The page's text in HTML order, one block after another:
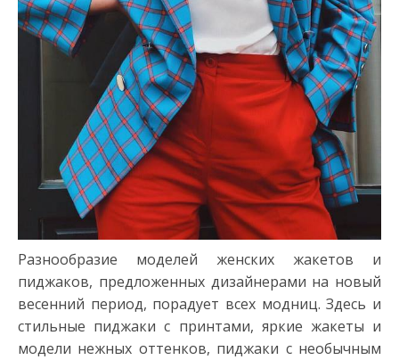
Разнообразие моделей женских жакетов и
пиджаков, предложенных дизайнерами на новый
весенний период, порадует всех модниц. Здесь и
стильные пиджаки с принтами, яркие жакеты и
модели нежных оттенков, пиджаки с необычным